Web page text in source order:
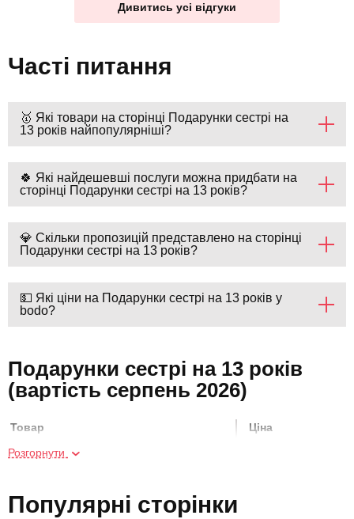
Дивитись усі відгуки
Часті питання
🥇 Які товари на сторінці Подарунки сестрі на
13 років найпопулярніші?
🍀 Які найдешевші послуги можна придбати на
сторінці Подарунки сестрі на 13 років?
💎 Скільки пропозицій представлено на сторінці
Подарунки сестрі на 13 років?
💵 Які ціни на Подарунки сестрі на 13 років у
bodo?
Подарунки сестрі на 13 років
(вартість серпень 2026)
Товар Ціна
Майстер-клас гончарства з випалом
Розгорнути
Популярні сторінки